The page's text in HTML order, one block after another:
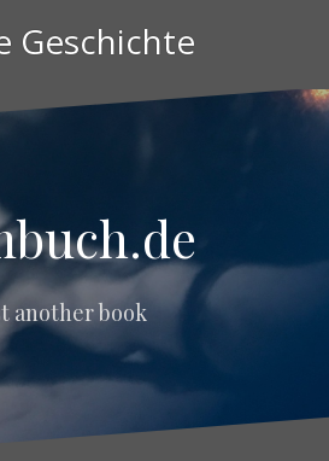
Geschichte
another book